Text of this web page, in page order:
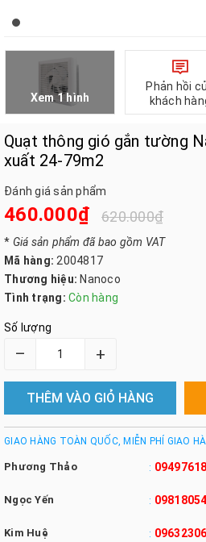
Xem 1 hình
Phản hồi
khách
Quạt thông gió gắn tường
xuất 24-79m2
Đánh giá sản phẩm
460.000₫ 620.000₫
* Giá sản phẩm đã bao gồm VAT
Mã hàng: 2004817
Thương hiệu: Nanoco
Tình trạng: Còn hàng
Số lượng
– +
THÊM VÀO GIỎ HÀNG
GIAO HÀNG TOÀN QUỐC, MIỄN PHÍ GIAO
Phương Thảo :
Ngọc Yến :
Kim Huệ :